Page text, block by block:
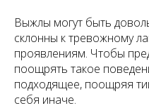
Выжлы могут быть
склонны к тревожному
проявлениям. Чтобы
поощрять такое
подходящее, поощряя
себя иначе.